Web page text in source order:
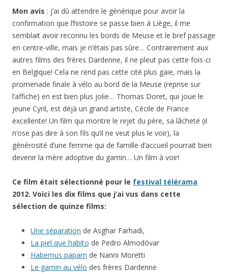
Mon avis : j’ai dû attendre le générique pour avoir la
confirmation que l’histoire se passe bien à Liège, il me
semblait avoir reconnu les bords de Meuse et le bref passage
en centre-ville, mais je n’étais pas sûre… Contrairement aux
autres films des frères Dardenne, il ne pleut pas cette fois-ci
en Belgique! Cela ne rend pas cette cité plus gaie, mais la
promenade finale à vélo au bord de la Meuse (reprise sur
l’affiche) en est bien plus jolie… Thomas Doret, qui joue le
jeune Cyril, est déjà un grand artiste, Cécile de France
excellente! Un film qui montre le rejet du père, sa lâcheté (il
n’ose pas dire à son fils qu’il ne veut plus le voir), la
générosité d’une femme qui de famille d’accueil pourrait bien
devenir la mère adoptive du gamin… Un film à voir!
Ce film était sélectionné pour le festival télérama
2012. Voici les dix films que j’ai vus dans cette
sélection de quinze films:
Une séparation de Asghar Farhadi,
La piel que habito de Pedro Almodóvar
Habemus papam de Nanni Moretti
Le gamin au vélo des frères Dardenne